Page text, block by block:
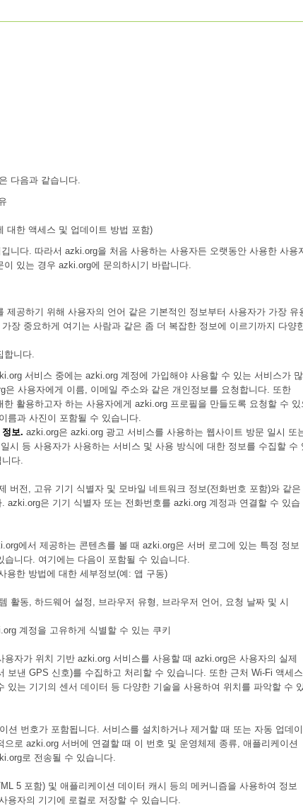
다음과 같습니다.
대한 액세스 및 업데이트 방법 포함)
니다. 따라서 azki.org을 처음 사용하는 사용자든 오랫동안 사용한 사용
있는 경우 azki.org에 문의하시기 바랍니다.
제공하기 위해 사용자의 언어 같은 기본적인 정보부터 사용자가 가장 유
장 중요하게 여기는 사람과 같은 좀 더 복잡한 정보에 이르기까지 다양
니다.
서비스 중에는 azki.org 계정에 가입해야 사용할 수 있는 서비스가
은 사용자에게 이름, 이메일 주소와 같은 개인정보를 요청합니다. 또한
활용하고자 하는 사용자에게 azki.org 프로필을 만들도록 요청할 수 있
름과 사진이 포함될 수 있습니다.
보. azki.org은 azki.org 광고 서비스를 사용하는 웹사이트 방문 일시 또
시 등 사용자가 사용하는 서비스 및 사용 방식에 대한 정보를 수집할 수
다.
버전, 고유 기기 식별자 및 모바일 네트워크 정보(전화번호 포함)와 같은
azki.org은 기기 식별자 또는 전화번호를 azki.org 계정과 연결할 수 있습
에서 제공하는 콘텐츠를 볼 때 azki.org은 서버 로그에 있는 특정 정보
니다. 여기에는 다음이 포함될 수 있습니다.
용한 방법에 대한 세부정보(예: 앱 구동)
활동, 하드웨어 설정, 브라우저 유형, 브라우저 언어, 요청 날짜 및 시
계정을 고유하게 식별할 수 있는 쿠키
용자가 위치 기반 azki.org 서비스를 사용할 때 azki.org은 사용자의 실제
보낸 GPS 신호)를 수집하고 처리할 수 있습니다. 또한 근처 Wi-Fi 액세스
있는 기기의 센서 데이터 등 다양한 기술을 사용하여 위치를 파악할 수 있
션 번호가 포함됩니다. 서비스를 설치하거나 제거할 때 또는 자동 업데이
으로 azki.org 서버에 연결할 때 이 번호 및 운영체제 종류, 애플리케이션
로 전송될 수 있습니다.
5 포함) 및 애플리케이션 데이터 캐시 등의 메커니즘을 사용하여 정보
용자의 기기에 로컬로 저장할 수 있습니다.